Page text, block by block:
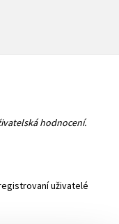
hodnocení.
uživatelé